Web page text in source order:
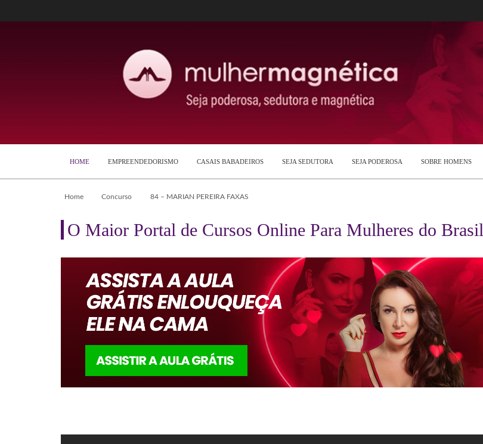
HOME EMPREENDEDORISMO CASAIS BABADEIROS SEJA SEDUTORA SEJA PODEROSA SOBRE HOMENS
Home Concurso 84 – MARIAN PEREIRA FAXAS
O Maior Portal de Cursos Online Para Mulheres do Brasil